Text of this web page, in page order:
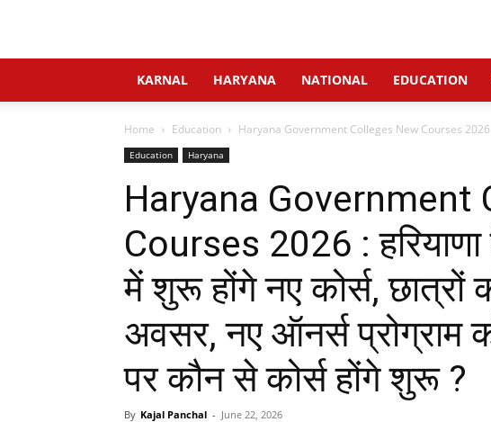
KARNAL HARYANA NATIONAL EDUCATION
Home Education Haryana Government Colleges New Courses 2026 :
Education Haryana
Haryana Government
Courses 2026 :
में शुरू होंगे नए कोर्स, छात्रों
अवसर, नए ऑनर्स प्रोग्राम
पर कौन से कोर्स होंगे शुरू ?
By Kajal Panchal - June 22, 2026